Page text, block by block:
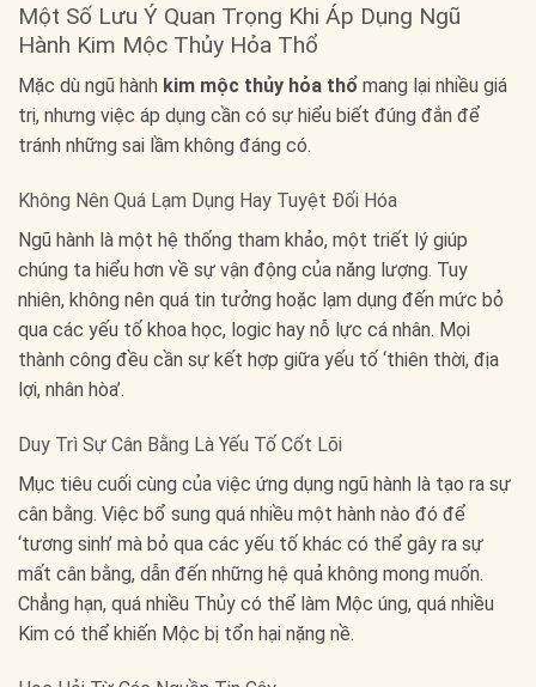
Một Số Lưu Ý Quan Trọng Khi Áp Dụng Ngũ
Hành Kim Mộc Thủy Hỏa Thổ
Mặc dù ngũ hành kim mộc thủy hỏa thổ mang lại nhiều giá
trị, nhưng việc áp dụng cần có sự hiểu biết đúng đắn để
tránh những sai lầm không đáng có.
Không Nên Quá Lạm Dụng Hay Tuyệt Đối Hóa
Ngũ hành là một hệ thống tham khảo, một triết lý giúp
chúng ta hiểu hơn về sự vận động của năng lượng. Tuy
nhiên, không nên quá tin tưởng hoặc lạm dụng đến mức bỏ
qua các yếu tố khoa học, logic hay nỗ lực cá nhân. Mọi
thành công đều cần sự kết hợp giữa yếu tố ‘thiên thời, địa
lợi, nhân hòa’.
Duy Trì Sự Cân Bằng Là Yếu Tố Cốt Lõi
Mục tiêu cuối cùng của việc ứng dụng ngũ hành là tạo ra sự
cân bằng. Việc bổ sung quá nhiều một hành nào đó để
‘tương sinh’ mà bỏ qua các yếu tố khác có thể gây ra sự
mất cân bằng, dẫn đến những hệ quả không mong muốn.
Chẳng hạn, quá nhiều Thủy có thể làm Mộc úng, quá nhiều
Kim có thể khiến Mộc bị tổn hại nặng nề.